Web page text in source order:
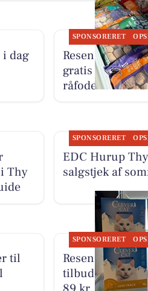
dag
SPONSORERET
Resen
gratis
råfoder til
Thy
SPONSORERET
EDC Hurup
salgstjek af
til
SPONSORERET
Resen
tilbud på